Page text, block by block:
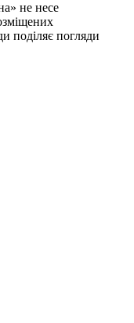
не несе
поділяє погляди